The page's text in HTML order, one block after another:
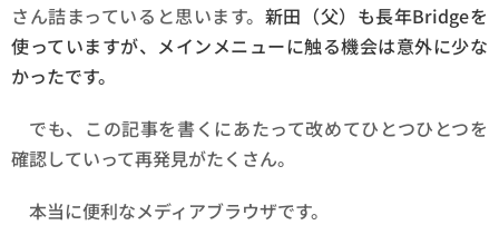
さん詰まっていると思います。 新田（父）も長年Bridgeを
使っていますが、メインメニューに触る機会は意外に少な
かったです。
でも、この記事を書くにあたって改めてひとつひとつを
確認していって再発見がたくさん。
本当に便利なメディアブラウザです。